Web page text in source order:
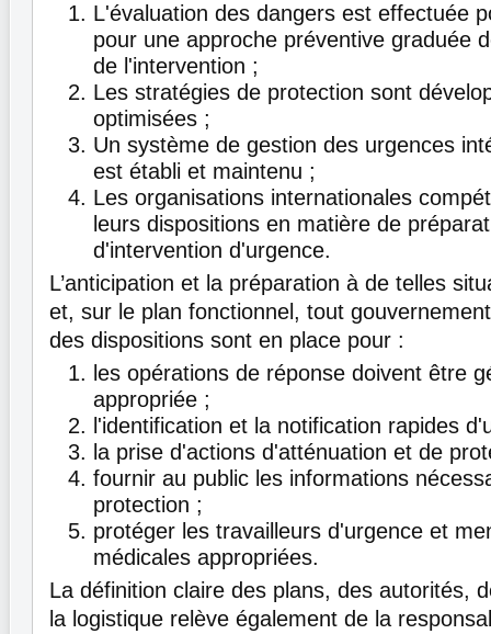
L'évaluation des dangers est effectuée
pour une approche préventive graduée
de l'intervention ;
Les stratégies de protection sont
optimisées ;
Un système de gestion des urgences
est établi et maintenu ;
Les organisations internationales
leurs dispositions en matière de
d'intervention d'urgence.
L’anticipation et la préparation à de telles
et, sur le plan fonctionnel, tout
des dispositions sont en place pour :
les opérations de réponse doivent être
appropriée ;
l'identification et la notification rapides
la prise d'actions d'atténuation et de
fournir au public les informations
protection ;
protéger les travailleurs d'urgence et
médicales appropriées.
La définition claire des plans, des autorités,
la logistique relève également de la